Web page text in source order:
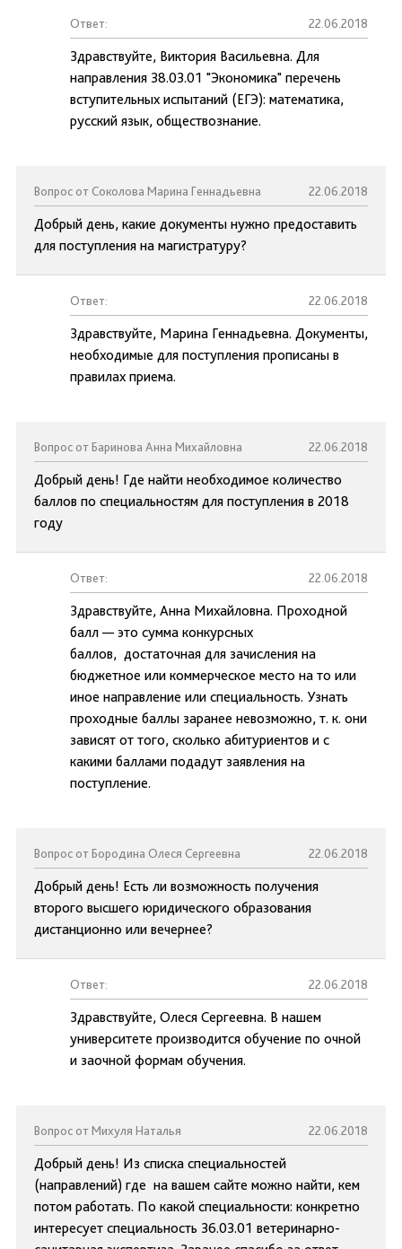
Ответ: 22.06.2018
Здравствуйте, Виктория Васильевна. Для
направления 38.03.01 "Экономика" перечень
вступительных испытаний (ЕГЭ): математика,
русский язык, обществознание.
Вопрос от Соколова Марина Геннадьевна 22.06.2018
Добрый день, какие документы нужно предоставить
для поступления на магистратуру?
Ответ: 22.06.2018
Здравствуйте, Марина Геннадьевна. Документы,
необходимые для поступления прописаны в
правилах приема.
Вопрос от Баринова Анна Михайловна 22.06.2018
Добрый день! Где найти необходимое количество
баллов по специальностям для поступления в 2018
году
Ответ: 22.06.2018
Здравствуйте, Анна Михайловна. Проходной
балл — это сумма конкурсных
баллов, достаточная для зачисления на
бюджетное или коммерческое место на то или
иное направление или специальность. Узнать
проходные баллы заранее невозможно, т. к. они
зависят от того, сколько абитуриентов и с
какими баллами подадут заявления на
поступление.
Вопрос от Бородина Олеся Сергеевна 22.06.2018
Добрый день! Есть ли возможность получения
второго высшего юридического образования
дистанционно или вечернее?
Ответ: 22.06.2018
Здравствуйте, Олеся Сергеевна. В нашем
университете производится обучение по очной
и заочной формам обучения.
Вопрос от Михуля Наталья 22.06.2018
Добрый день! Из списка специальностей
(направлений) где на вашем сайте можно найти, кем
потом работать. По какой специальности: конкретно
интересует специальность 36.03.01 ветеринарно-